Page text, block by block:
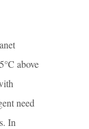
above
need
In